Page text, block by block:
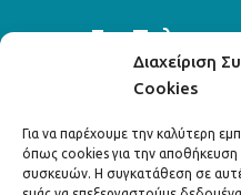
Διαχείριση
Cookies
Για να παρέχουμε την καλύτερη
όπως cookies για την
συσκευών. Η συγκατάθεση σε
Για
210
210
Διεύθυνση: